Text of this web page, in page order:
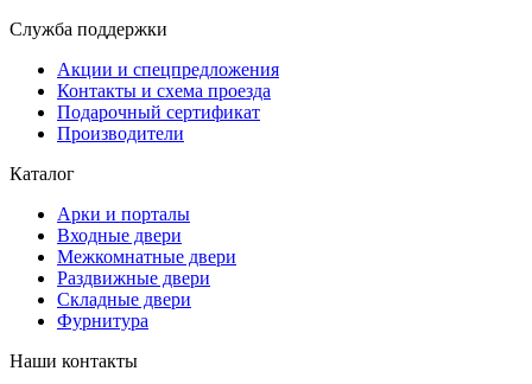
Служба поддержки
Акции и спецпредложения
Контакты и схема проезда
Подарочный сертификат
Производители
Каталог
Арки и порталы
Входные двери
Межкомнатные двери
Раздвижные двери
Складные двери
Фурнитура
Наши контакты